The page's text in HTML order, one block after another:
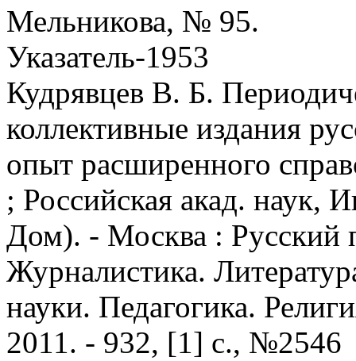
Мельникова, № 95.
Указатель-1953
Кудрявцев В. Б.
коллективные издания
опыт расширенного
; Российская акад. наук,
Дом). - Москва : Русский
Журналистика.
науки. Педагогика.
2011. - 932, [1] с., №2546